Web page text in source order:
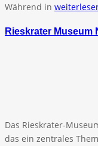
Während in
Rieskrater Museum
Das Rieskrater-
das ein zentrales